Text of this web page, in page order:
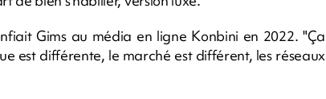
Gims au média en ligne Konbini en 2022. "Ça
est différente, le marché est différent, les réseaux